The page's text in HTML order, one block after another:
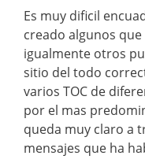
Es muy dificil
creado algunos
igualmente otros
sitio del todo
varios TOC de
por el mas
queda muy claro a
mensajes que ha